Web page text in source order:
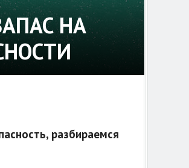
НА
разбираемся